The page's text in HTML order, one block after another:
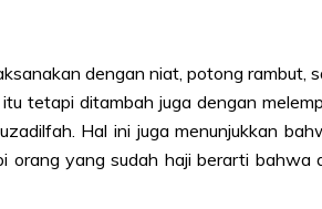
dengan niat, potong rambut,
tetapi ditambah juga dengan
Hal ini juga menunjukkan
orang yang sudah haji berarti bahwa